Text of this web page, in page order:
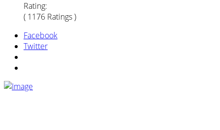
Rating:
( 1176 Ratings )
Facebook
Twitter